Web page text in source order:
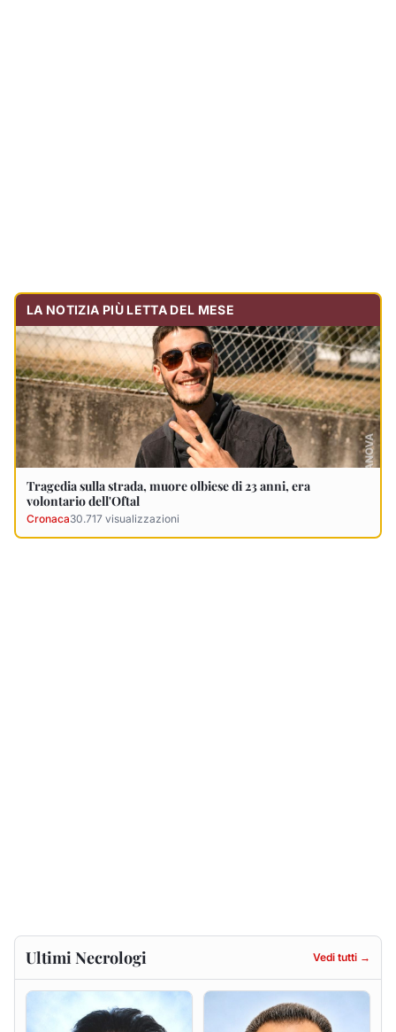
Francesca Anna Pirina
ved. Pileri
6 agosto 2026
Massimo Ricciu
6 agosto 2026